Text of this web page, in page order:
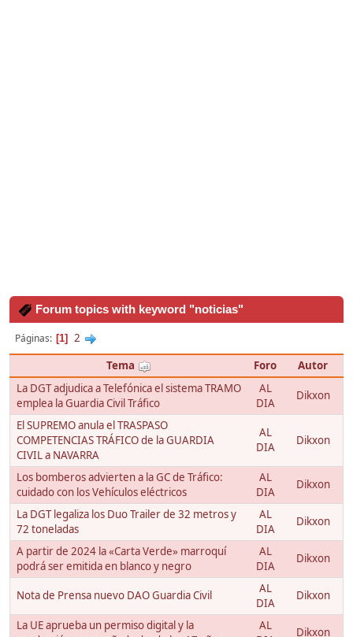
Forum topics with keyword "noticias"
Páginas 1
2
Tema
Foro
Autor
La DGT adjudica a Telefónica el sistema TRAMO
emplea la Guardia Civil Tráfico
AL
DIA
Dikxon
El SUPREMO anula el TRASPASO
COMPETENCIAS TRÁFICO de la GUARDIA
CIVIL a NAVARRA
AL
DIA
Dikxon
Los bomberos advierten a la GC de Tráfico:
cuidado con los Vehículos eléctricos
AL
DIA
Dikxon
La DGT legaliza los Duo Trailer de 32 metros y
72 toneladas
AL
DIA
Dikxon
A partir de 2024 la «Carta Verde» marroquí
podrá ser emitida en blanco y negro
AL
DIA
Dikxon
Nota de Prensa nuevo DAO Guardia Civil
AL
DIA
Dikxon
La UE aprueba un permiso digital y la
AL
Dikxon